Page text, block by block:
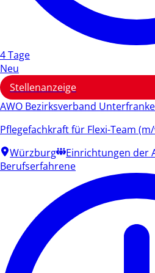
4 Tage
Neu
Stellenanzeige
AWO Bezirksverband
Pflegefachkraft für Flexi-Team
Würzburg
Einrichtungen der
Berufserfahrene